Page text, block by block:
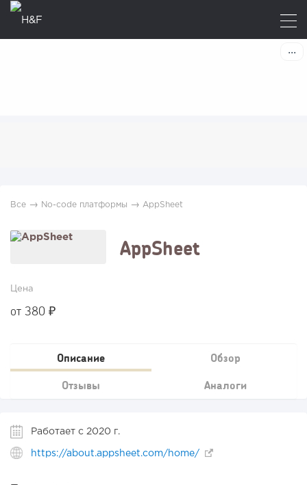
Все → No-code платформы → AppSheet
AppSheet
Цена
от 380 ₽
Описание Обзор
Отзывы Аналоги
Работает с 2020 г.
https://about.appsheet.com/home/